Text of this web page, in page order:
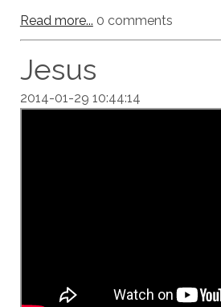
Read more... 0 comments
Jesus
2014-01-29 10:44:14